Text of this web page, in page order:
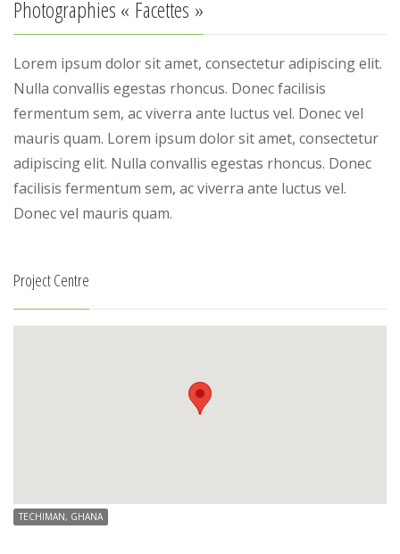
Photographies « Facettes »
Lorem ipsum dolor sit amet, consectetur adipiscing elit.
Nulla convallis egestas rhoncus. Donec facilisis
fermentum sem, ac viverra ante luctus vel. Donec vel
mauris quam. Lorem ipsum dolor sit amet, consectetur
adipiscing elit. Nulla convallis egestas rhoncus. Donec
facilisis fermentum sem, ac viverra ante luctus vel.
Donec vel mauris quam.
Project Centre
TECHIMAN, GHANA